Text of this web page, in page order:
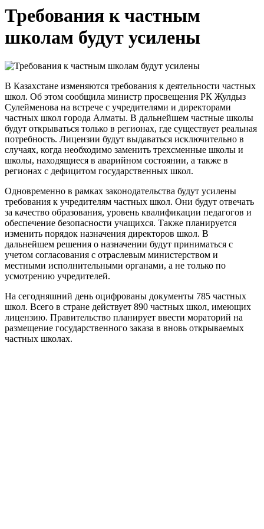
Требования к частным
школам будут усилены
В Казахстане изменяются требования к деятельности частных
школ. Об этом сообщила министр просвещения РК Жулдыз
Сулейменова на встрече с учредителями и директорами
частных школ города Алматы. В дальнейшем частные школы
будут открываться только в регионах, где существует реальная
потребность. Лицензии будут выдаваться исключительно в
случаях, когда необходимо заменить трехсменные школы и
школы, находящиеся в аварийном состоянии, а также в
регионах с дефицитом государственных школ.
Одновременно в рамках законодательства будут усилены
требования к учредителям частных школ. Они будут отвечать
за качество образования, уровень квалификации педагогов и
обеспечение безопасности учащихся. Также планируется
изменить порядок назначения директоров школ. В
дальнейшем решения о назначении будут приниматься с
учетом согласования с отраслевым министерством и
местными исполнительными органами, а не только по
усмотрению учредителей.
На сегодняшний день оцифрованы документы 785 частных
школ. Всего в стране действует 890 частных школ, имеющих
лицензию. Правительство планирует ввести мораторий на
размещение государственного заказа в вновь открываемых
частных школах.